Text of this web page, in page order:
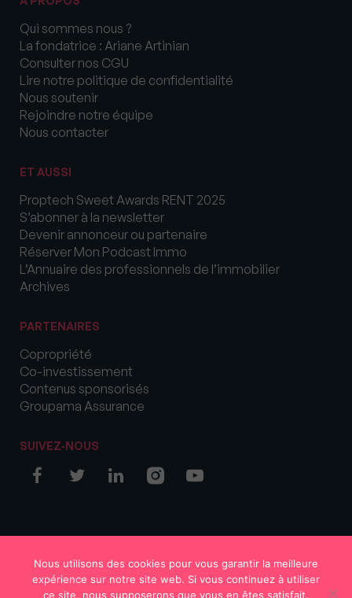
Qui sommes nous ?
La fondatrice : Ariane Artinian
Consulter nos CGU
Lire notre politique de confidentialité
Nous soutenir
Rejoindre notre équipe
Nous contacter
ET AUSSI
Proptech Sweet Awards RENT 2025
S’abonner à la newsletter
Devenir annonceur ou partenaire
Réserver Mon Podcast Immo
L’Annuaire des professionnels de l’immobilier
Archives
PARTENAIRES
Copropriété
Co-investissement
Contenus sponsorisés
Groupama Assurance
SUIVEZ-NOUS
Nous utilisons des cookies pour vous garantir la meilleure
expérience sur notre site web. Si vous continuez à utiliser
ce site, nous supposerons que vous en êtes satisfait.